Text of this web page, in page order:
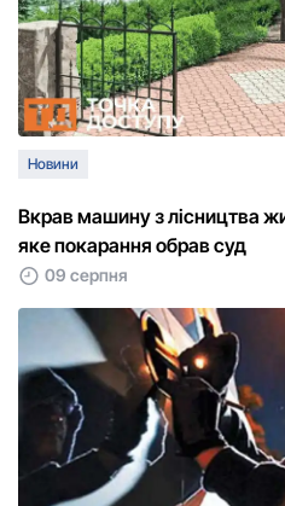
Новини
Вкрав машину з лісництва
яке покарання обрав суд
09 серпня